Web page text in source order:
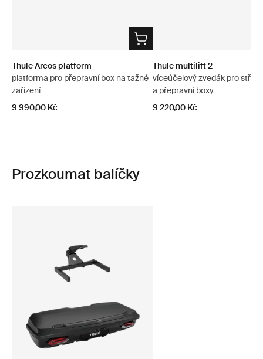
Thule Arcos platform
platforma pro přepravní box na tažné
zařízení
9 990,00 Kč
Thule multilift 2
víceúčelový zvedák pro
a přepravní boxy
9 220,00 Kč
Prozkoumat balíčky